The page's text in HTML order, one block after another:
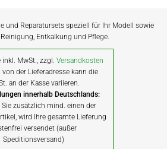
und Reparatursets speziell für Ihr Modell sowie
Entkalkung und Pflege.
inkl. MwSt., zzgl.Versandkosten
der Lieferadresse kann die
an der Kasse variieren.
innerhalb Deutschlands:
Sie zusätzlich mind. einen der
wird Ihre gesamte Lieferung
versendet (außer
Speditionsversand)